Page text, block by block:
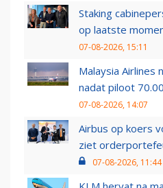
Staking
op laatste
07-08-2026, 15:11
Malaysia Airlines
nadat piloot
07-08-2026, 14:07
Airbus op koers
ziet
07-08-2026, 11:44